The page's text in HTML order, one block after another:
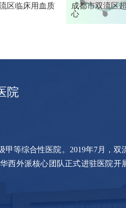
区临床用血质
成都市双流区
心
院
等综合性医院。2019年7月，双
西外派核心团队正式进驻医院开